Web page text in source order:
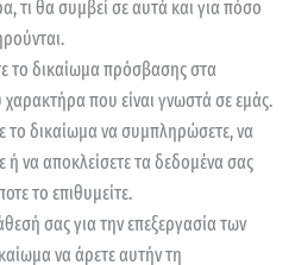
τι θα συμβεί σε αυτά και για πόσο
το δικαίωμα πρόσβασης στα
που είναι γνωστά σε εμάς.
το δικαίωμα να συμπληρώσετε, να
να αποκλείσετε τα δεδομένα σας
το επιθυμείτε.
σας για την επεξεργασία των
να άρετε αυτήν τη